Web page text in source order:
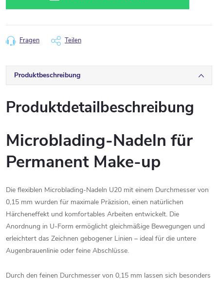
Fragen Teilen
Produktbeschreibung
Produktdetailbeschreibung
Microblading-Nadeln für
Permanent Make-up
Die flexiblen Microblading-Nadeln U20 mit einem Durchmesser von
0,15 mm wurden für maximale Präzision, einen natürlichen
Härcheneffekt und komfortables Arbeiten entwickelt. Die
Anordnung in U-Form ermöglicht gleichmäßige Bewegungen und
erleichtert das Zeichnen gebogener Linien – ideal für die untere
Augenbrauenlinie oder feine Abschlüsse.
Durch den feinen Durchmesser von 0,15 mm lassen sich besonders